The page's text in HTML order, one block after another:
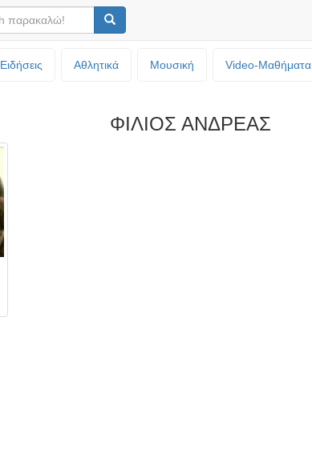
Ειδήσεις Αθλητικά Μουσική Video-Mαθήματα
ΦΙΛΙΟΣ ΑΝΔΡΕΑΣ